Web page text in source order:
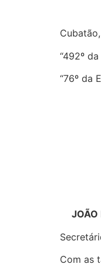
“492º
“76º da
JOÃO
Com as